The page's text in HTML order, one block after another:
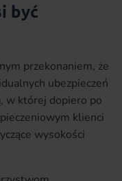
być
przekonaniem, że
ubezpieczeń
w której dopiero po
klienci
wysokości